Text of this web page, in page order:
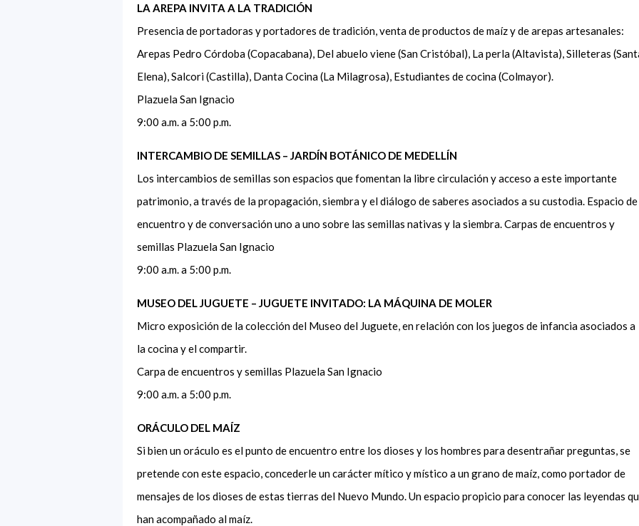
LA AREPA INVITA A LA TRADICIÓN
Presencia de portadoras y portadores de tradición, venta de productos de maíz y de arepas artesanales:
Arepas Pedro Córdoba (Copacabana), Del abuelo viene (San Cristóbal), La perla (Altavista), Silleteras
Elena), Salcori (Castilla), Danta Cocina (La Milagrosa), Estudiantes de cocina (Colmayor).
Plazuela San Ignacio
9:00 a.m. a 5:00 p.m.
INTERCAMBIO DE SEMILLAS – JARDÍN BOTÁNICO DE MEDELLÍN
Los intercambios de semillas son espacios que fomentan la libre circulación y acceso a este importante
patrimonio, a través de la propagación, siembra y el diálogo de saberes asociados a su custodia. Espacio de
encuentro y de conversación uno a uno sobre las semillas nativas y la siembra. Carpas de encuentros y
semillas Plazuela San Ignacio
9:00 a.m. a 5:00 p.m.
MUSEO DEL JUGUETE – JUGUETE INVITADO: LA MÁQUINA DE MOLER
Micro exposición de la colección del Museo del Juguete, en relación con los juegos de infancia asociados a
la cocina y el compartir.
Carpa de encuentros y semillas Plazuela San Ignacio
9:00 a.m. a 5:00 p.m.
ORÁCULO DEL MAÍZ
Si bien un oráculo es el punto de encuentro entre los dioses y los hombres para desentrañar preguntas, se
pretende con este espacio, concederle un carácter mítico y místico a un grano de maíz, como portador de
mensajes de los dioses de estas tierras del Nuevo Mundo. Un espacio propicio para conocer las leyendas
han acompañado al maíz.